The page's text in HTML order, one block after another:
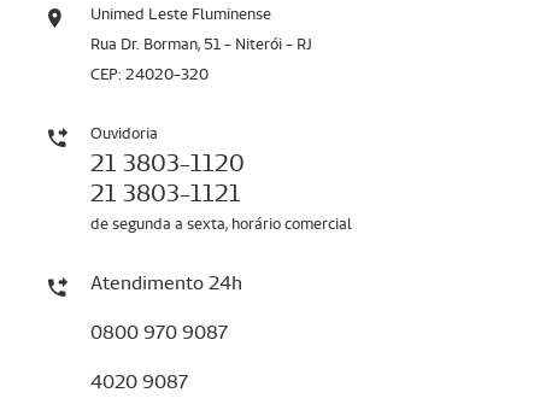
Unimed Leste Fluminense
Rua Dr. Borman, 51 - Niterói - RJ
CEP: 24020-320
Ouvidoria
21 3803-1120
21 3803-1121
de segunda a sexta, horário comercial
Atendimento 24h
0800 970 9087
4020 9087